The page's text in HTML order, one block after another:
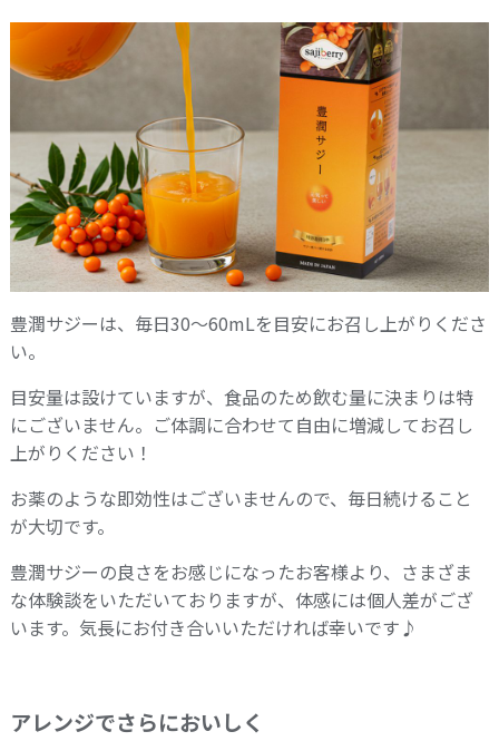
豊潤サジーは、毎日30～60mLを目安にお召し上がりくださ
い。
目安量は設けていますが、食品のため飲む量に決まりは特
にございません。ご体調に合わせて自由に増減してお召し
上がりください！
お薬のような即効性はございませんので、毎日続けること
が大切です。
豊潤サジーの良さをお感じになったお客様より、さまざま
な体験談をいただいておりますが、体感には個人差がござ
います。気長にお付き合いいただければ幸いです♪
アレンジでさらにおいしく